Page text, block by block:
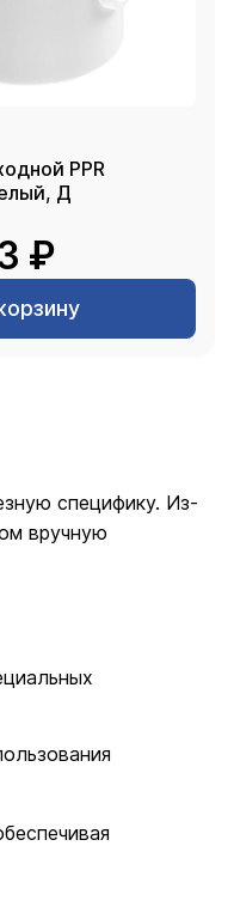
PPR
белый, Д
₽
специфику. Из-
вручную